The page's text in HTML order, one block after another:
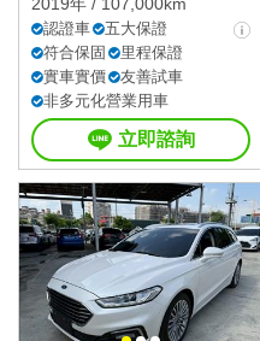
2019年 / 107,000km
認證車
五大保證
符合保固
里程保證
實車實價
友善試車
非多元化營業用車
立即諮詢